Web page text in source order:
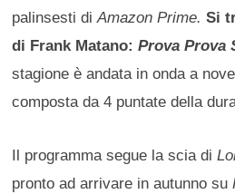
palinsesti diAmazon Prime. Si
di Frank Matano:Prova Prova
stagione è andata in onda a
composta da 4 puntate della
Il programma segue la scia di
pronto ad arrivare in autunno su